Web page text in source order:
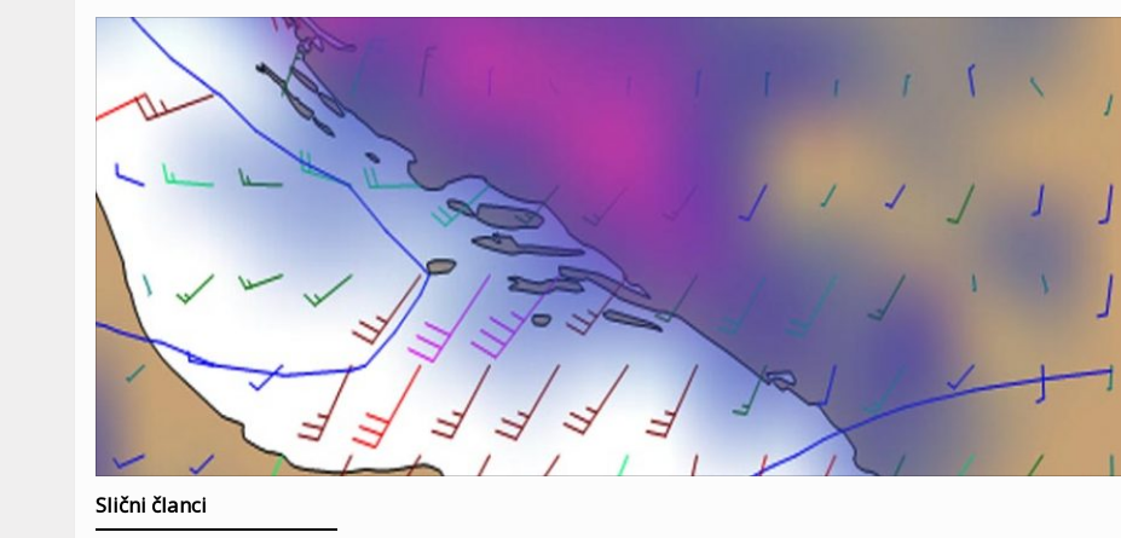
Slični članci